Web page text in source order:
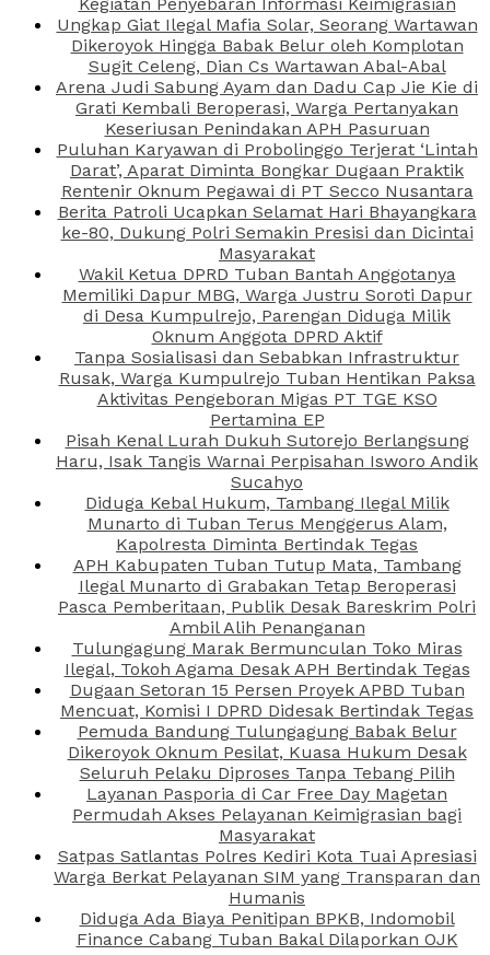
Ungkap Giat Ilegal Mafia Solar, Seorang Wartawan
Dikeroyok Hingga Babak Belur oleh Komplotan
Sugit Celeng, Dian Cs Wartawan Abal-Abal
Arena Judi Sabung Ayam dan Dadu Cap Jie Kie di
Grati Kembali Beroperasi, Warga Pertanyakan
Keseriusan Penindakan APH Pasuruan
Puluhan Karyawan di Probolinggo Terjerat ‘Lintah
Darat’, Aparat Diminta Bongkar Dugaan Praktik
Rentenir Oknum Pegawai di PT Secco Nusantara
Berita Patroli Ucapkan Selamat Hari Bhayangkara
ke-80, Dukung Polri Semakin Presisi dan Dicintai
Masyarakat
Wakil Ketua DPRD Tuban Bantah Anggotanya
Memiliki Dapur MBG, Warga Justru Soroti Dapur
di Desa Kumpulrejo, Parengan Diduga Milik
Oknum Anggota DPRD Aktif
Tanpa Sosialisasi dan Sebabkan Infrastruktur
Rusak, Warga Kumpulrejo Tuban Hentikan Paksa
Aktivitas Pengeboran Migas PT TGE KSO
Pertamina EP
Pisah Kenal Lurah Dukuh Sutorejo Berlangsung
Haru, Isak Tangis Warnai Perpisahan Isworo Andik
Sucahyo
Diduga Kebal Hukum, Tambang Ilegal Milik
Munarto di Tuban Terus Menggerus Alam,
Kapolresta Diminta Bertindak Tegas
APH Kabupaten Tuban Tutup Mata, Tambang
Ilegal Munarto di Grabakan Tetap Beroperasi
Pasca Pemberitaan, Publik Desak Bareskrim Polri
Ambil Alih Penanganan
Tulungagung Marak Bermunculan Toko Miras
Ilegal, Tokoh Agama Desak APH Bertindak Tegas
Dugaan Setoran 15 Persen Proyek APBD Tuban
Mencuat, Komisi I DPRD Didesak Bertindak Tegas
Pemuda Bandung Tulungagung Babak Belur
Dikeroyok Oknum Pesilat, Kuasa Hukum Desak
Seluruh Pelaku Diproses Tanpa Tebang Pilih
Layanan Pasporia di Car Free Day Magetan
Permudah Akses Pelayanan Keimigrasian bagi
Masyarakat
Satpas Satlantas Polres Kediri Kota Tuai Apresiasi
Warga Berkat Pelayanan SIM yang Transparan dan
Humanis
Diduga Ada Biaya Penitipan BPKB, Indomobil
Finance Cabang Tuban Bakal Dilaporkan OJK